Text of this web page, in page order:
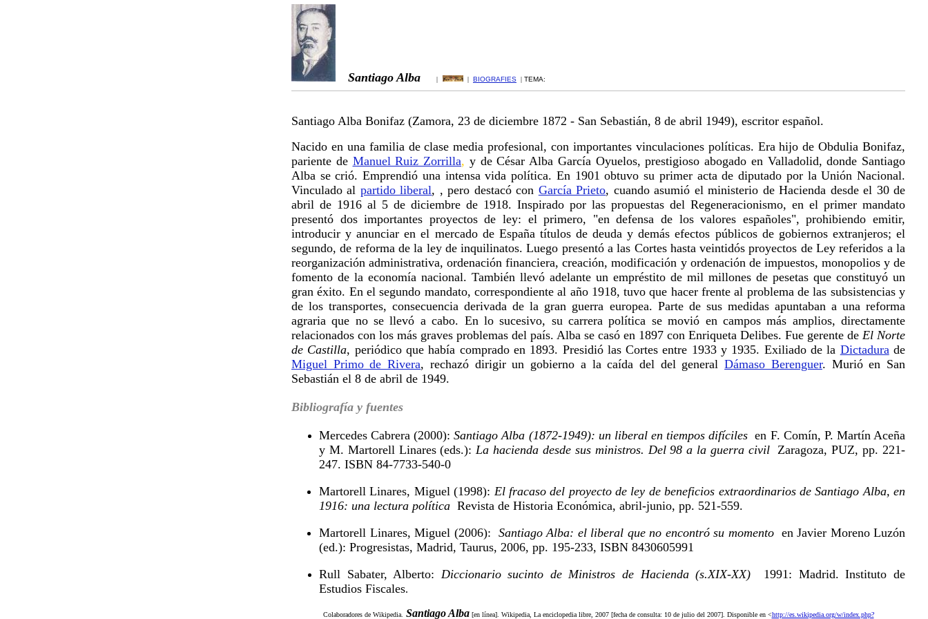
Santiago Alba | | BIOGRAFIES | TEMA:
Santiago Alba Bonifaz (Zamora, 23 de diciembre 1872 - San Sebastián, 8 de abril 1949), escritor español.
Nacido en una familia de clase media profesional, con importantes vinculaciones políticas. Era hijo de Obdulia Bonifaz,
pariente de Manuel Ruiz Zorrilla, y de César Alba García Oyuelos, prestigioso abogado en Valladolid, donde Santiago
Alba se crió. Emprendió una intensa vida política. En 1901 obtuvo su primer acta de diputado por la Unión Nacional.
Vinculado al partido liberal, , pero destacó con García Prieto, cuando asumió el ministerio de Hacienda desde el 30 de
abril de 1916 al 5 de diciembre de 1918. Inspirado por las propuestas del Regeneracionismo, en el primer mandato
presentó dos importantes proyectos de ley: el primero, "en defensa de los valores españoles", prohibiendo emitir,
introducir y anunciar en el mercado de España títulos de deuda y demás efectos públicos de gobiernos extranjeros; el
segundo, de reforma de la ley de inquilinatos. Luego presentó a las Cortes hasta veintidós proyectos de Ley referidos a la
reorganización administrativa, ordenación financiera, creación, modificación y ordenación de impuestos, monopolios y de
fomento de la economía nacional. También llevó adelante un empréstito de mil millones de pesetas que constituyó un
gran éxito. En el segundo mandato, correspondiente al año 1918, tuvo que hacer frente al problema de las subsistencias y
de los transportes, consecuencia derivada de la gran guerra europea. Parte de sus medidas apuntaban a una reforma
agraria que no se llevó a cabo. En lo sucesivo, su carrera política se movió en campos más amplios, directamente
relacionados con los más graves problemas del país. Alba se casó en 1897 con Enriqueta Delibes. Fue gerente de El Norte
de Castilla, periódico que había comprado en 1893. Presidió las Cortes entre 1933 y 1935. Exiliado de la Dictadurade
Miguel Primo de Rivera, rechazó dirigir un gobierno a la caída del del generalDámaso Berenguer. Murió en San
Sebastián el 8 de abril de 1949.
Bibliografía y fuentes
Mercedes Cabrera (2000):Santiago Alba (1872-1949): un liberal en tiempos difíciles en F. Comín, P. Martín Aceña
y M. Martorell Linares (eds.): La hacienda desde sus ministros. Del 98 a la guerra civil Zaragoza, PUZ, pp. 221-
247. ISBN 84-7733-540-0
Martorell Linares, Miguel (1998): El fracaso del proyecto de ley de beneficios extraordinarios de Santiago Alba, en
1916: una lectura política Revista de Historia Económica, abril-junio, pp. 521-559.
Martorell Linares, Miguel (2006): Santiago Alba: el liberal que no encontró su momentoen Javier Moreno Luzón
(ed.): Progresistas, Madrid, Taurus, 2006, pp. 195-233, ISBN 8430605991
Rull Sabater, Alberto: Diccionario sucinto de Ministros de Hacienda (s.XIX-XX) 1991: Madrid. Instituto de
Estudios Fiscales.
Colaboradores de Wikipedia. Santiago Alba[en línea]. Wikipedia, La enciclopedia libre, 2007 [fecha de consulta: 10 de julio del 2007]. Disponible en <http://es.wikipedia.org/w/index.php?